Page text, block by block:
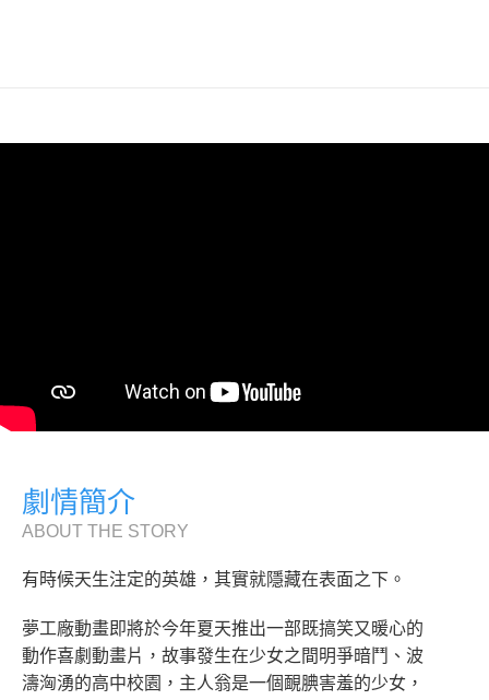
劇情簡介
ABOUT THE STORY
有時候天生注定的英雄，其實就隱藏在表面之下。
夢工廠動畫即將於今年夏天推出一部既搞笑又暖心的
動作喜劇動畫片，故事發生在少女之間明爭暗鬥、波
濤洶湧的高中校園，主人翁是一個靦腆害羞的少女，